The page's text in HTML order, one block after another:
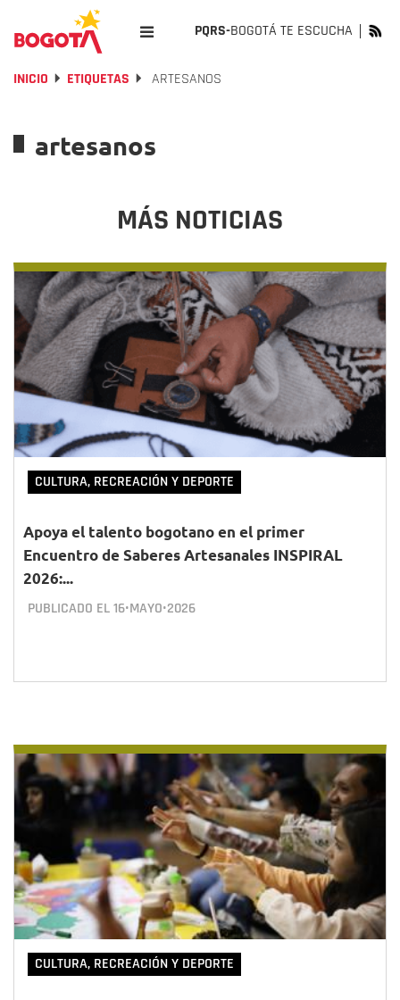
PQRS-BOGOTÁ TE ESCUCHA
INICIO ETIQUETAS ARTESANOS
artesanos
MÁS NOTICIAS
CULTURA, RECREACIÓN Y DEPORTE
Apoya el talento bogotano en el primer
Encuentro de Saberes Artesanales INSPIRAL
2026:...
PUBLICADO EL16•MAYO•2026
CULTURA, RECREACIÓN Y DEPORTE